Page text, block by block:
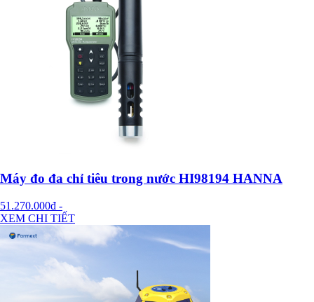
Máy đo đa chỉ tiêu trong nước HI98194 HANNA
51.270.000đ -
XEM CHI TIẾT